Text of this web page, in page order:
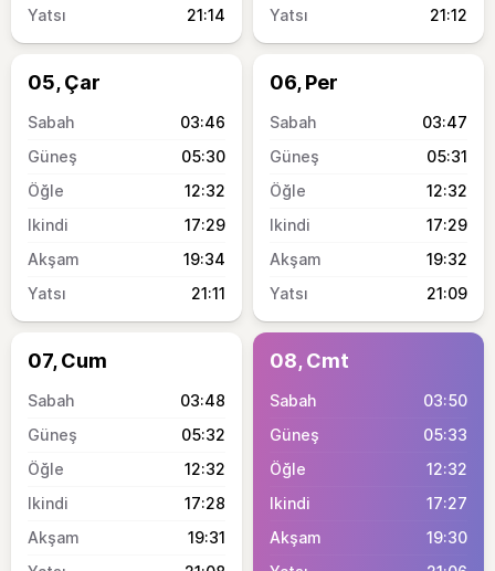
21:14
21:12
05, Çar
03:46
05:30
12:32
17:29
19:34
21:11
06, Per
03:47
05:31
12:32
17:29
19:32
21:09
07, Cum
03:48
05:32
12:32
17:28
19:31
08, Cmt
03:50
05:33
12:32
17:27
19:30